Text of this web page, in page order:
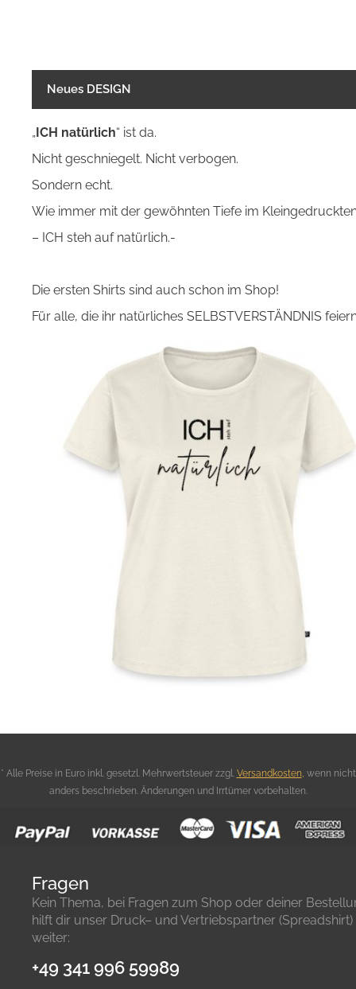
Neues DESIGN
„ICH natürlich“ ist da.
Nicht geschniegelt. Nicht verbogen.
Sondern echt.
Wie immer mit der gewöhnten Tiefe im
– ICH steh auf natürlich.-
Die ersten Shirts sind auch schon im Shop!
Für alle, die ihr natürliches SELBSTVERSTÄNDNIS
* Alle Preise in Euro inkl. gesetzl. Mehrwertsteuer zzgl. Versandkosten, wenn nicht
anders beschrieben. Änderungen und Irrtümer vorbehalten.
Fragen
Kein Thema, bei Fragen zum Shop oder deiner
hilft dir unser Druck– und Vertriebspartner
weiter:
+49 341 996 59989